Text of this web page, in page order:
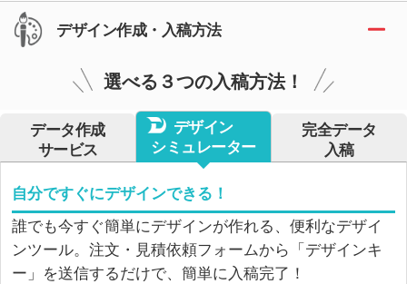
デザイン作成・入稿方法
選べる３つの入稿方法！
データ作成
サービス
デザイン
シミュレーター
完全データ
入稿
自分ですぐにデザインできる！
誰でも今すぐ簡単にデザインが作れる、便利なデザイ
ンツール。注文・見積依頼フォームから「デザインキ
ー」を送信するだけで、簡単に入稿完了！